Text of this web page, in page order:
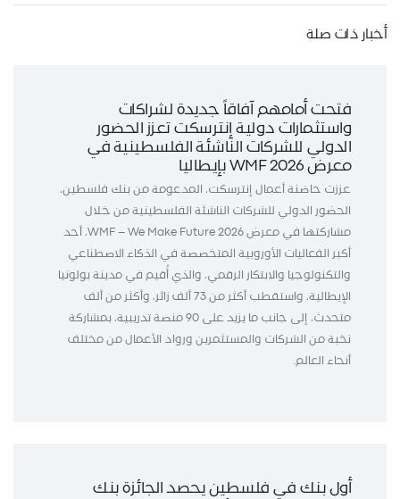
أخبار ذات صلة
فتحت أمامهم آفاقاً جديدة لشراكات
واستثمارات دولية إنترسكت تعزز الحضور
الدولي للشركات الناشئة الفلسطينية في
معرض WMF 2026 بإيطاليا
عززت حاضنة أعمال إنترسكت، المدعومة من بنك فلسطين،
الحضور الدولي للشركات الناشئة الفلسطينية من خلال
مشاركتها في معرض WMF – We Make Future 2026، أحد
أكبر الفعاليات الأوروبية المتخصصة في الذكاء الاصطناعي
والتكنولوجيا والابتكار الرقمي، والذي أُقيم في مدينة بولونيا
الإيطالية، واستقطب أكثر من 73 ألف زائر، وأكثر من ألف
متحدث، إلى جانب ما يزيد على 90 منصة تدريبية، بمشاركة
نخبة من الشركات والمستثمرين ورواد الأعمال من مختلف
أنحاء العالم.
أول بنك في فلسطين يحصد الجائزة بنك